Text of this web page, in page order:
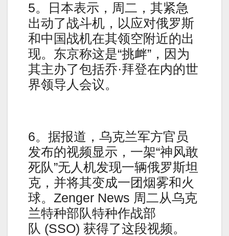
5。日本表示，周二，其紧急
出动了战斗机，以应对俄罗斯
和中国战机在其领空附近的出
现。东京称这是“挑衅”，因为
其主办了包括乔·拜登在内的世
界领导人会议。
6。据报道，乌克兰军方官员
发布的视频显示，一架“神风敢
死队”无人机发现一辆俄罗斯坦
克，并将其变成一团烟雾和火
球。Zenger News 周二从乌克
兰特种部队特种作战部
队 (SSO) 获得了这段视频。